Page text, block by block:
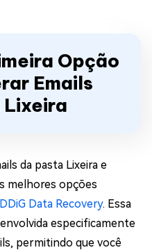
Opção
Emails
Lixeira
da pasta Lixeira e
melhores opções
Data Recovery. Essa
especificamente
permitindo que você